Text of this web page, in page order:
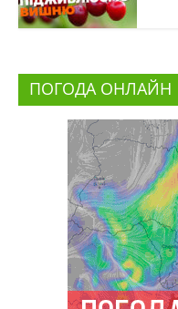
ПОГОДА ОНЛАЙН